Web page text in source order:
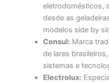
eletrodomésticos,
desde as
modelos side by
Consul: Marca
de lares
sistemas e
Electrolux: